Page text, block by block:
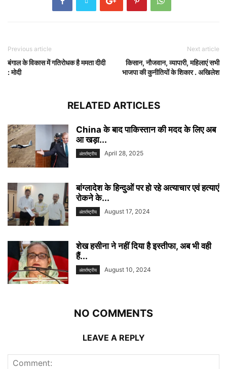
Previous article
बंगाल के विकास में गतिरोधक है ममता दीदी
: मोदी
Next article
किसान, नौजवान, व्यापारी, महिलाएं सभी
भाजपा की कुनीतियों के शिकार . अखिलेश
RELATED ARTICLES
China के बाद पाकिस्तान की मदद के लिए अब
आ खड़ा...
अंतर्राष्ट्रीय April 28, 2025
बांग्लादेश के हिन्दुओं पर हो रहे अत्याचार एवं हत्याएं
रोकने के...
अंतर्राष्ट्रीय August 17, 2024
शेख हसीना ने नहीं दिया है इस्तीफा, अब भी वही
हैं...
अंतर्राष्ट्रीय August 10, 2024
NO COMMENTS
LEAVE A REPLY